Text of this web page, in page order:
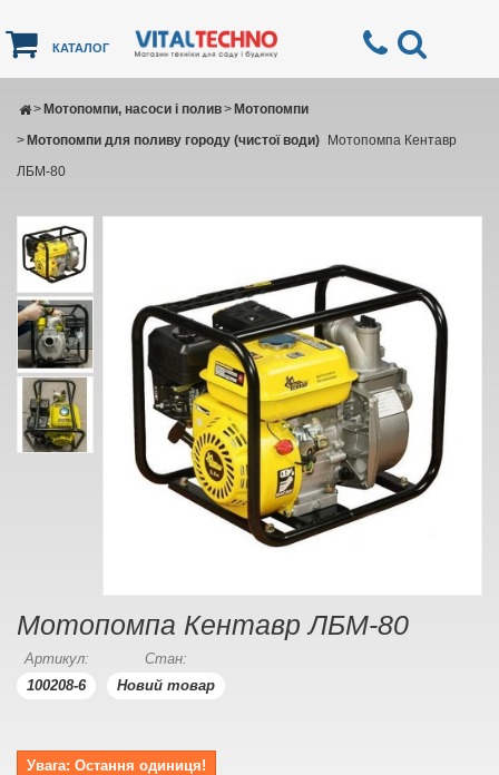
КАТАЛОГ
Мотопомпи, насоси і полив
> Мотопомпи
>
Мотопомпи для поливу городу (чистої води)
>
Мотопомпа Кентавр
ЛБМ-80
Мотопомпа Кентавр ЛБМ-80
Артикул:
100208-6
Стан:
Новий товар
Увага: Остання одиниця!